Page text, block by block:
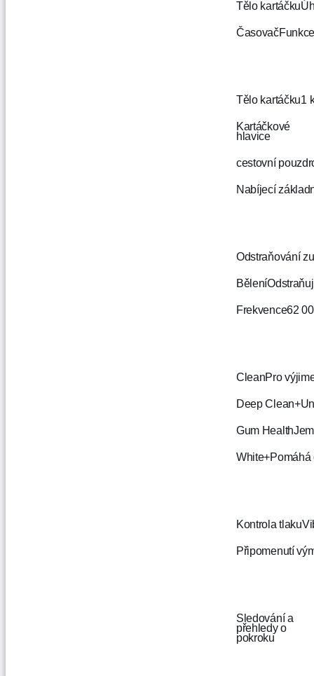
Tělo kartáčku
Časovač
Tělo kartáčku1
Kartáčkové
hlavice
cestovní
Nabíjecí
Odstraňování
Bělení
Frekvence62
CleanPro
Deep Clean+
Gum Health
White+Pomáhá
Kontrola tlaku
Připomenutí
Sledování a
přehledy o
pokroku